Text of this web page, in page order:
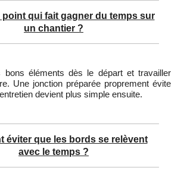
point qui fait gagner du temps sur
un chantier ?
bons éléments dès le départ et travailler
Une jonction préparée proprement évite
devient plus simple ensuite.
éviter que les bords se relèvent
avec le temps ?